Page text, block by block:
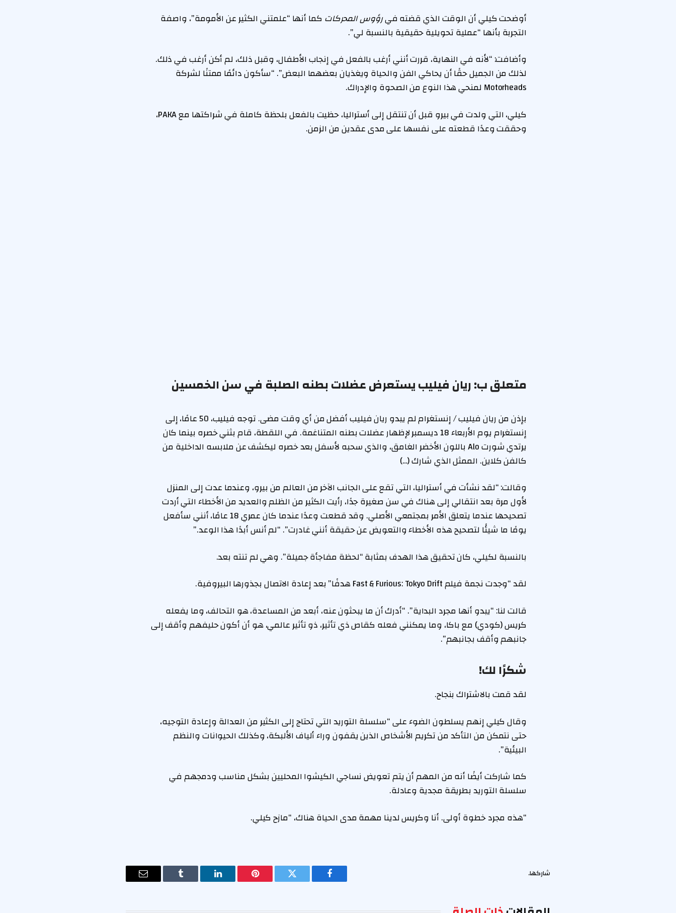
أوضحت كيلي أن الوقت الذي قضته فيرؤوس المحركات كما أنها “علمتني الكثير عن الأمومة”، واصفة
التجربة بأنها “عملية تحويلية حقيقية بالنسبة لي”.
وأضافت: “لأنه في النهاية، قررت أنني أرغب بالفعل في إنجاب الأطفال، وقبل ذلك، لم أكن أرغب في ذلك.
لذلك من الجميل حقًا أن يحاكي الفن والحياة ويغذيان بعضهما البعض”. “سأكون دائمًا ممتنًا لشركة
Motorheads لمنحي هذا النوع من الصحوة والإدراك.
كيلي، التي ولدت في بيرو قبل أن تنتقل إلى أستراليا، حظيت بالفعل بلحظة كاملة في شراكتها مع PAKA،
وحققت وعدًا قطعته على نفسها على مدى عقدين من الزمن.
متعلق ب:ريان فيليب يستعرض عضلات بطنه الصلبة في سن الخمسين
بإذن من ريان فيليب / إنستغرام لم يبدو ريان فيليب أفضل من أي وقت مضى. توجه فيليب، 50 عامًا، إلى
إنستغرام يوم الأربعاء 18 ديسمبر لإظهار عضلات بطنه المتناغمة. في اللقطة، قام بثني خصره بينما كان
يرتدي شورت Alo باللون الأخضر الغامق، والذي سحبه لأسفل بعد خصره ليكشف عن ملابسه الداخلية من
كالفن كلاين. الممثل الذي شارك (…)
وقالت: “لقد نشأت في أستراليا، التي تقع على الجانب الآخر من العالم من بيرو، وعندما عدت إلى المنزل
لأول مرة بعد انتقالي إلى هناك في سن صغيرة جدًا، رأيت الكثير من الظلم والعديد من الأخطاء التي أردت
تصحيحها عندما يتعلق الأمر بمجتمعي الأصلي. وقد قطعت وعدًا عندما كان عمري 18 عامًا، أنني سأفعل
يومًا ما شيئًا لتصحيح هذه الأخطاء والتعويض عن حقيقة أنني غادرت”. “لم أنس أبدًا هذا الوعد.”
بالنسبة لكيلي، كان تحقيق هذا الهدف بمثابة “لحظة مفاجأة جميلة”. وهي لم تنته بعد.
لقد “وجدت نجمة فيلم Fast & Furious: Tokyo Drift هدفًا” بعد إعادة الاتصال بجذورها البيروفية.
قالت لنا: “يبدو أنها مجرد البداية”. “أدرك أن ما يبحثون عنه، أبعد من المساعدة، هو التحالف، وما يفعله
كريس (كودي) مع باكا، وما يمكنني فعله كقاص ذي تأثير، ذو تأثير عالمي، هو أن أكون حليفهم وأقف إلى
جانبهم وأقف بجانبهم”.
شكرًا لك!
لقد قمت بالاشتراك بنجاح.
وقال كيلي إنهم يسلطون الضوء على “سلسلة التوريد التي تحتاج إلى الكثير من العدالة وإعادة التوجيه،
حتى نتمكن من التأكد من تكريم الأشخاص الذين يقفون وراء ألياف الألبكة، وكذلك الحيوانات والنظم
البيئية”.
كما شاركت أيضًا أنه من المهم أن يتم تعويض نساجي الكيشوا المحليين بشكل مناسب ودمجهم في
سلسلة التوريد بطريقة مجدية وعادلة.
“هذه مجرد خطوة أولى. أنا وكريس لدينا مهمة مدى الحياة هناك، “مازح كيلي.
شاركها.
فيسبوك تويتر بينتيريستلينكدإن Tumblr
البريد